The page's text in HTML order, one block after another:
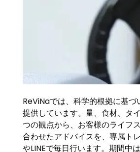
ReViNaでは、科学的根拠に基づ
提供しています。量、食材、タ
つの観点から、お客様のライフ
合わせたアドバイスを、専属ト
やLINEで毎日行います。期間中